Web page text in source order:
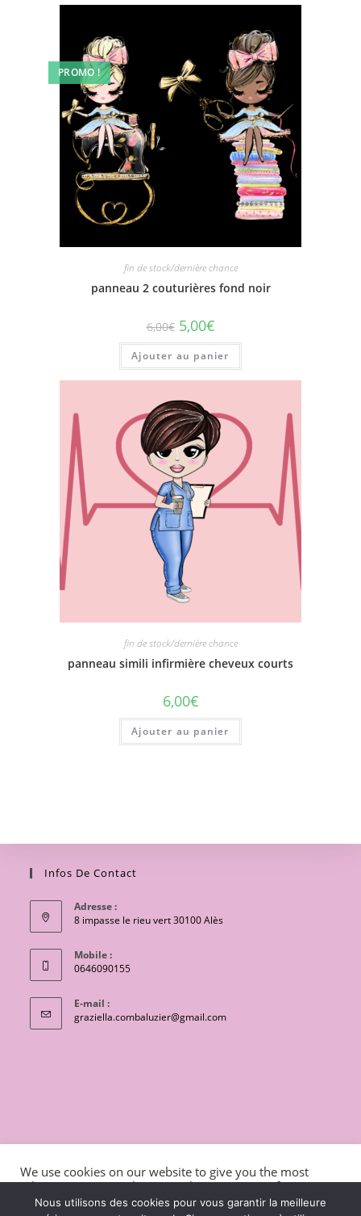
PROMO !
fin de stock/dernière chance
panneau 2 couturières fond noir
6,00€ 5,00€
Ajouter au panier
fin de stock/dernière chance
panneau simili infirmière cheveux courts
6,00€
Ajouter au panier
Infos De Contact
Adresse :
8 impasse le rieu vert 30100 Alès
Mobile :
0646090155
E-mail :
graziella.combaluzier@gmail.comS’ouvre
CONTACT
Conditions générales de vente
Mentions légales et politique de confidentialité
Livraisons
charte de protection des données personnelles
We use cookies on our website to give you the most
relevant experience by remembering your preferences
and repeat visits. By clicking “Accept”, you consent to the
Nous utilisons des cookies pour vous garantir la meilleure